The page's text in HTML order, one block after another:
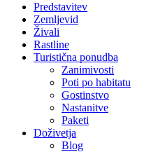
Predstavitev
Zemljevid
Živali
Rastline
Turistična ponudba
Zanimivosti
Poti po habitatu
Gostinstvo
Nastanitve
Paketi
Doživetja
Blog